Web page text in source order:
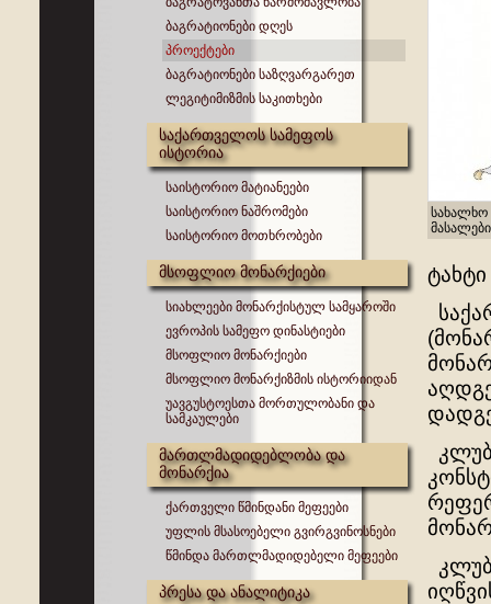
ბაგრატიონები დღეს
პროექტები
ბაგრატიონები საზღვარგარეთ
ლეგიტიმიზმის საკითხები
საქართველოს სამეფოს
ისტორია
საისტორიო მატიანეები
საისტორიო ნაშრომები
საისტორიო მოთხრობები
მსოფლიო მონარქიები
სიახლეები მონარქისტულ სამყაროში
ევროპის სამეფო დინასტიები
მსოფლიო მონარქიები
მსოფლიო მონარქიზმის ისტორიიდან
უავგუსტოესთა მორთულობანი და
სამკაულები
მართლმადიდებლობა და
მონარქია
ქართველი წმინდანი მეფეები
უფლის მსასოებელი გვირგვინოსნები
წმინდა მართლმადიდებელი მეფეები
პრესა და ანალიტიკა
სახალხო